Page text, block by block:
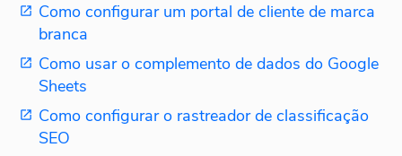
Como configurar um portal de cliente de marca
branca
Como usar o complemento de dados do Google
Sheets
Como configurar o rastreador de classificação
SEO